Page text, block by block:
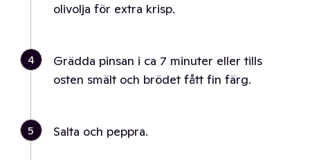
olivolja för extra krisp.
4
Grädda pinsan i ca 7 minuter eller tills
osten smält och brödet fått fin färg.
5 Salta och peppra.